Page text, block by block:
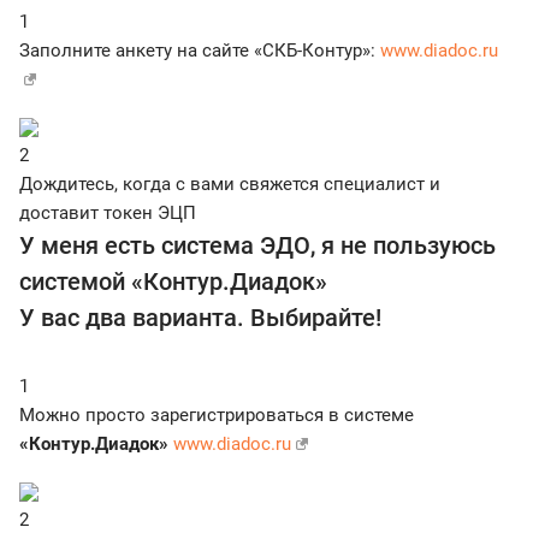
1
Заполните анкету на сайте «СКБ-Контур»: www.diadoc.ru
2
Дождитесь, когда с вами свяжется специалист и
доставит токен ЭЦП
У меня есть система ЭДО, я не пользуюсь
системой «Контур.Диадок»
У вас два варианта. Выбирайте!
1
Можно просто зарегистрироваться в системе
«Контур.Диадок» www.diadoc.ru
2